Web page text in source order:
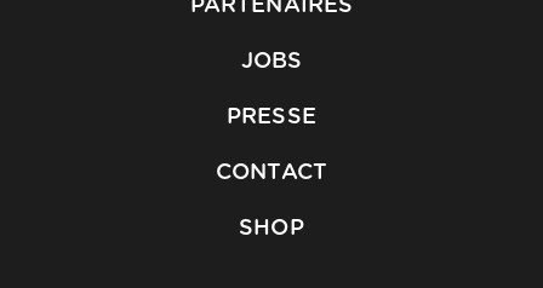
PARTENAIRES
JOBS
PRESSE
CONTACT
SHOP